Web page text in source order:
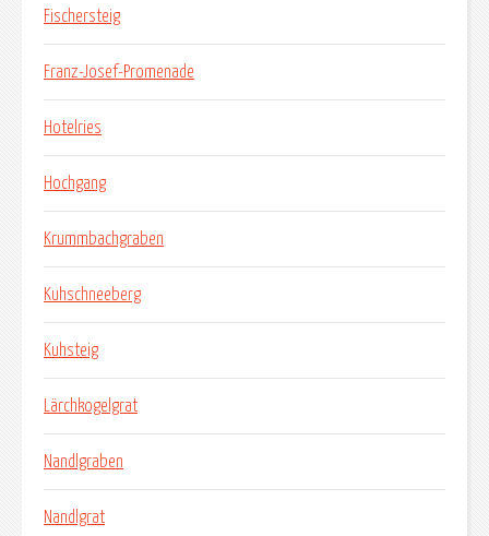
Fischersteig
Franz-Josef-Promenade
Hotelries
Hochgang
Krummbachgraben
Kuhschneeberg
Kuhsteig
Lärchkogelgrat
Nandlgraben
Nandlgrat